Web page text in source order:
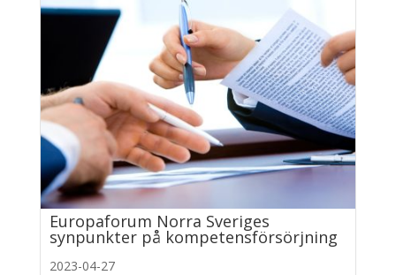
Europaforum Norra Sveriges
synpunkter på kompetensförsörjning
2023-04-27